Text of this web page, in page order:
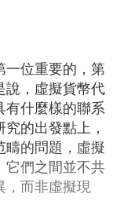
一位重要的，第
說，虛擬貨幣代
什麼樣的聯系
的出發點上，
疇的問題，虛擬
它們之間並不共
而非虛擬現